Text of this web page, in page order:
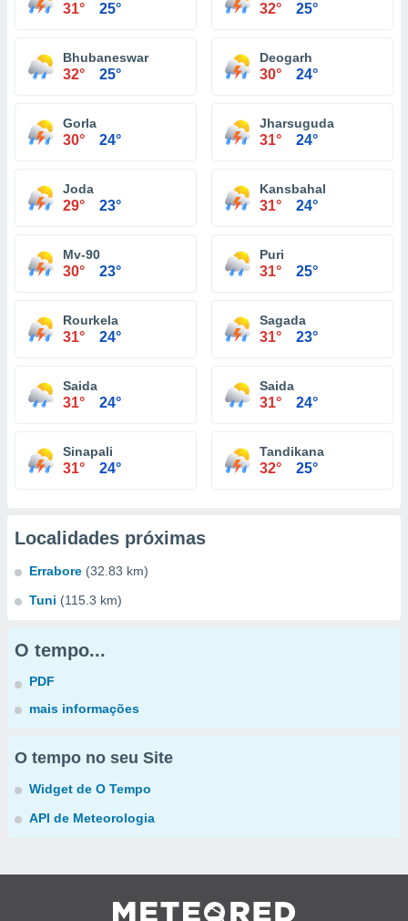
31° 25° 32° 25°
Bhubaneswar
32° 25°
Deogarh
30° 24°
Gorla
30° 24°
Jharsuguda
31° 24°
Joda
29° 23°
Kansbahal
31° 24°
Mv-90
30° 23°
Puri
31° 25°
Rourkela
31° 24°
Sagada
31° 23°
Saida
31° 24°
Saida
31° 24°
Sinapali
31° 24°
Tandikana
32° 25°
Localidades próximas
Errabore (32.83 km)
Tuni (115.3 km)
O tempo...
PDF
mais informações
O tempo no seu Site
Widget de O Tempo
API de Meteorologia